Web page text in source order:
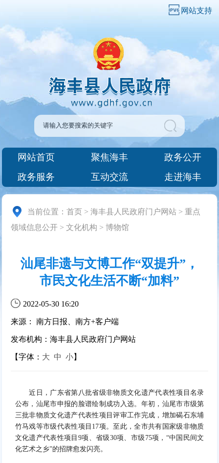
网站支持
网站首页 聚焦海丰
政务公开
政务服务
互动交流 走进海丰
当前位置：首页 >海丰县人民政府门户网站 >重点
领域信息公开 >文化机构 >博物馆
汕尾非遗与文博工作“双提升”，
市民文化生活不断“加料”
2022-05-30 16:20
来源： 南方日报、南方+客户端
发布机构：海丰县人民政府门户网站
【字体： 大 中 小】
近日，广东省第八批省级非物质文化遗产代表性项目名录
公布，汕尾市申报的脸谱绘制成功入选。年初，汕尾市市级第
三批非物质文化遗产代表性项目评审工作完成，增加碣石东埔
竹马戏等市级代表性项目17项。至此，全市共有国家级非物质
文化遗产代表性项目9项、省级30项、市级75项，“中国民间文
化艺术之乡”的招牌愈发闪亮。